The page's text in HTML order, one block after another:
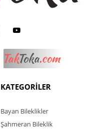
KATEGORİLER
Bayan Bileklikler
Şahmeran Bileklik